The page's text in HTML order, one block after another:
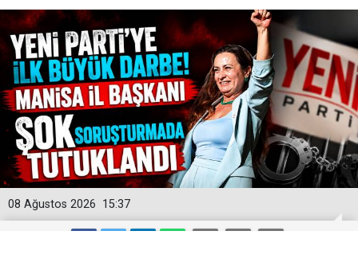
15:37
08 Ağustos 2026